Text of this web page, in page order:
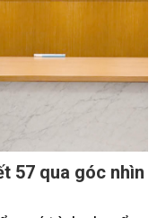
57 qua góc nhìn